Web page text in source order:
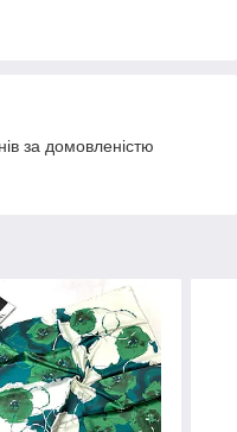
за домовленістю